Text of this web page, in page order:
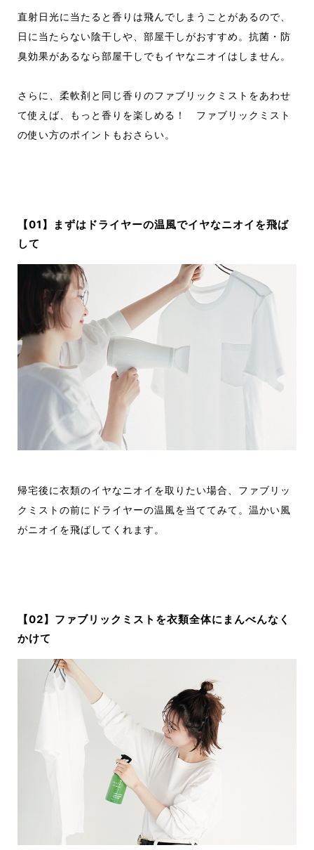
直射日光に当たると香りは飛んでしまうことがあるので、
日に当たらない陰干しや、部屋干しがおすすめ。抗菌・防
臭効果があるなら部屋干しでもイヤなニオイはしません。
さらに、柔軟剤と同じ香りのファブリックミストをあわせ
て使えば、もっと香りを楽しめる！ ファブリックミスト
の使い方のポイントもおさらい。
【01】 まずは ドライヤーの温風でイヤなニオイを飛ば
して
帰宅後に衣類のイヤなニオイを取りたい場合、ファブリッ
クミストの前にドライヤーの温風を当ててみて。温かい風
がニオイを飛ばしてくれます。
【02】 ファブリックミストを衣類全体にまんべんなく
かけて